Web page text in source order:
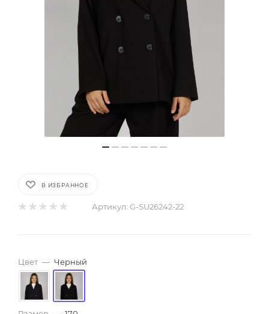
В ИЗБРАННОЕ
Артикул: G-SU26242-22
Цвет — Черный